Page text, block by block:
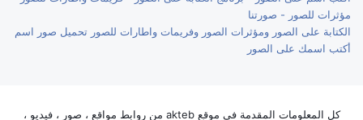
مؤثرات للصور - صورتنا
الكتابة على الصور ومؤثرات الصور وفريمات واطارات للصور تحميل صور اسم
أكتب اسمك على الصور
كل المعلومات المقدمة في موقع akteb من روابط مواقع ، صور ، فيديو ،